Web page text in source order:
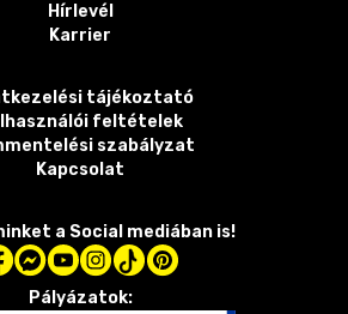
Hírlevél
Karrier
tájékoztató
feltételek
szabályzat
Kapcsolat
a Social mediában is!
Pályázatok: